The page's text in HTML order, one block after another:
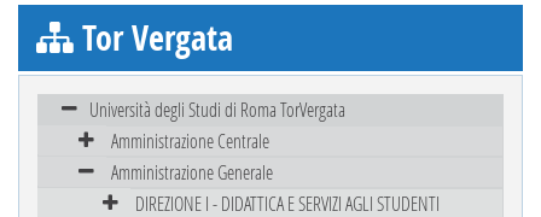
Tor Vergata
Università degli Studi di Roma TorVergata
Amministrazione Centrale
Amministrazione Generale
DIREZIONE I - DIDATTICA E SERVIZI AGLI STUDENTI